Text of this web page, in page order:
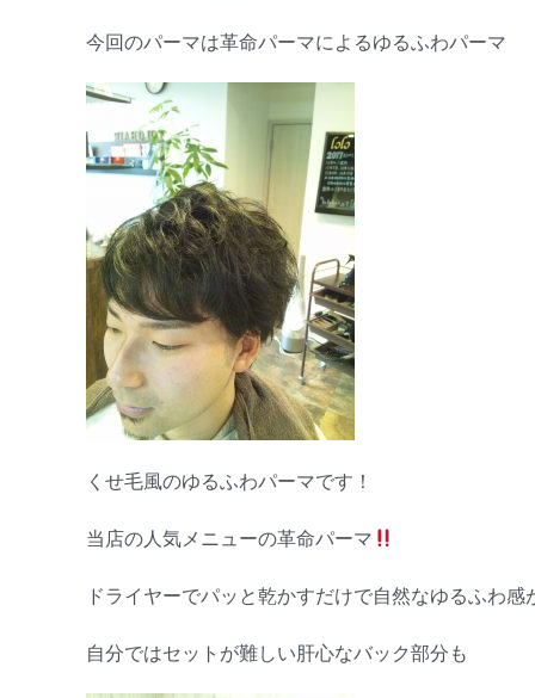
今回のパーマは革命パーマによるゆるふわパーマ
くせ毛風のゆるふわパーマです！
当店の人気メニューの革命パーマ
ドライヤーでパッと乾かすだけで自然なゆるふわ
自分ではセットが難しい肝心なバック部分も